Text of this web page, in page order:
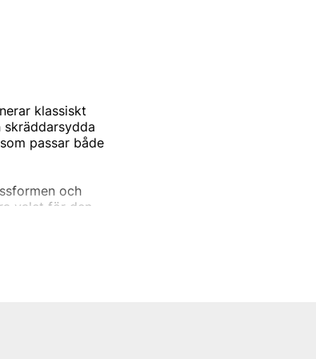
klassiskt
passar både
och
valet för den